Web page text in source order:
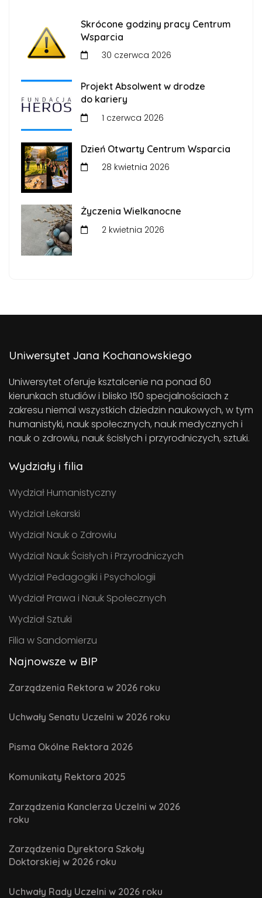
Skrócone godziny pracy Centrum
Wsparcia
30 czerwca 2026
Projekt Absolwent w drodze
do kariery
1 czerwca 2026
Dzień Otwarty Centrum Wsparcia
28 kwietnia 2026
Życzenia Wielkanocne
2 kwietnia 2026
Uniwersytet Jana Kochanowskiego
Uniwersytet oferuje ksztalcenie na ponad 60
kierunkach studiów i blisko 150 specjalnościach z
zakresu niemal wszystkich dziedzin naukowych, w tym
humanistyki, nauk społecznych, nauk medycznych i
nauk o zdrowiu, nauk ścisłych i przyrodniczych, sztuki.
Wydziały i filia
Wydział Humanistyczny
Wydział Lekarski
Wydział Nauk o Zdrowiu
Wydział Nauk Ścisłych i Przyrodniczych
Wydział Pedagogiki i Psychologii
Wydział Prawa i Nauk Społecznych
Wydział Sztuki
Filia w Sandomierzu
Najnowsze w BIP
Zarządzenia Rektora w 2026 roku
Uchwały Senatu Uczelni w 2026 roku
Pisma Okólne Rektora 2026
Komunikaty Rektora 2025
Zarządzenia Kanclerza Uczelni w 2026
roku
Zarządzenia Dyrektora Szkoły
Doktorskiej w 2026 roku
Uchwały Rady Uczelni w 2026 roku